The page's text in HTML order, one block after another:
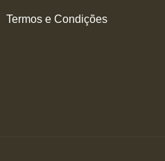
Termos e Condições